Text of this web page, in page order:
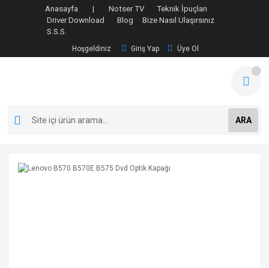
Anasayfa | Notser TV
Teknik İpuçları
Driver Download
Blog
Bize Nasıl Ulaşırsınız
S.S.S.
Hoşgeldiniz Giriş Yap Üye Ol
ARA